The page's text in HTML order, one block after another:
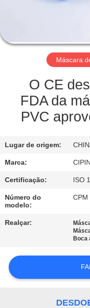
CONTROLE
QUALIDADE
CONTACTE-
NOS
PEÇA
CITAÇÕES
MAPA
DO
SITE
POLICY
Máscara
O CE
FDA da
PVC
Lugar de origem:
Marca:
Certificação: ISO
Número do
modelo:
CPM
Realçar:
Boca